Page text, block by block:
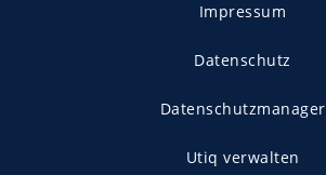
Impressum
Datenschutz
Datenschutzmanager
Utiq verwalten